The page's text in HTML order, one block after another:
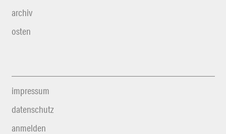
archiv
osten
impressum
datenschutz
anmelden